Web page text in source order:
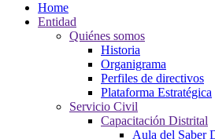
Home
Entidad
Quiénes somos
Historia
Organigrama
Perfiles de directivos
Plataforma Estratégica
Servicio Civil
Capacitación Distrital
Aula del Saber